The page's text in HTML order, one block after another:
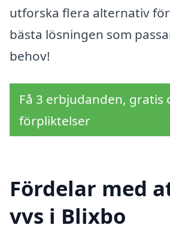
utforska flera alternativ
bästa lösningen som
behov!
Få 3 erbjudanden, gratis
förpliktelser
Fördelar med
vvs i Blixbo